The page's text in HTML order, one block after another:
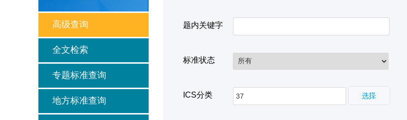
高级查询
全文检索
专题标准查询
地方标准查询
题内关键字
标准状态
ICS分类